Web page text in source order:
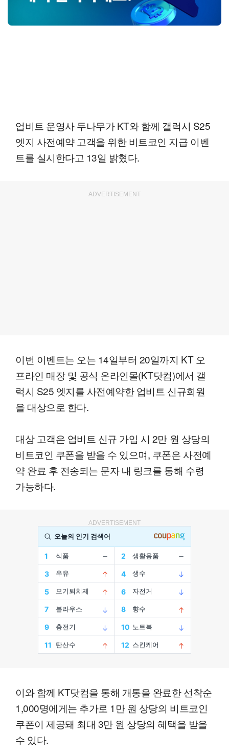
업비트 운영사 두나무가 KT와 함께 갤럭시 S25
엣지 사전예약 고객을 위한 비트코인 지급 이벤
트를 실시한다고 13일 밝혔다.
ADVERTISEMENT
이번 이벤트는 오는 14일부터 20일까지 KT 오
프라인 매장 및 공식 온라인몰(KT닷컴)에서 갤
럭시 S25 엣지를 사전예약한 업비트 신규회원
을 대상으로 한다.
대상 고객은 업비트 신규 가입 시 2만 원 상당의
비트코인 쿠폰을 받을 수 있으며, 쿠폰은 사전예
약 완료 후 전송되는 문자 내 링크를 통해 수령
가능하다.
ADVERTISEMENT
이와 함께 KT닷컴을 통해 개통을 완료한 선착순
1,000명에게는 추가로 1만 원 상당의 비트코인
쿠폰이 제공돼 최대 3만 원 상당의 혜택을 받을
수 있다.